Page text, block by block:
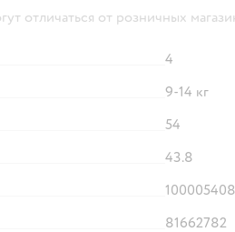
отличаться от розничных
4
9-14 кг
54
43.8
81662782